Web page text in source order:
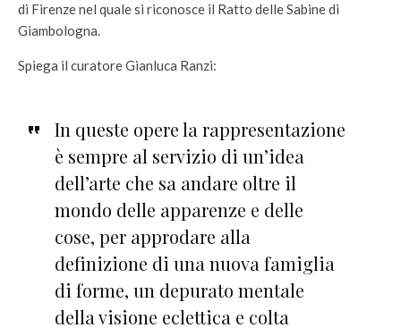
di Firenze nel quale si riconosce il Ratto delle Sabine di
Giambologna.
Spiega il curatore Gianluca Ranzi:
In queste opere la rappresentazione
è sempre al servizio di un’idea
dell’arte che sa andare oltre il
mondo delle apparenze e delle
cose, per approdare alla
definizione di una nuova famiglia
di forme, un depurato mentale
della visione eclettica e colta